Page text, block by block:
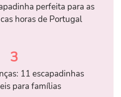
perfeita para as
horas de Portugal
3
11 escapadinhas
para famílias